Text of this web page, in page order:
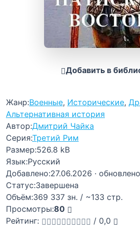
Добавить в
Жанр:Военные, Исторические,
Альтернативная история
Автор:Дмитрий Чайка
Серия:Третий Рим
Размер:526.8 kB
Язык:Русский
Добавлено:27.06.2026 ·
Статус:Завершена
Объём:369 337 зн. / ~133 стр.
Просмотры:80
Рейтинг:
/ 0,0